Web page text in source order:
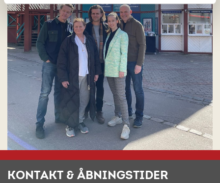
KONTAKT & ÅBNINGSTIDER